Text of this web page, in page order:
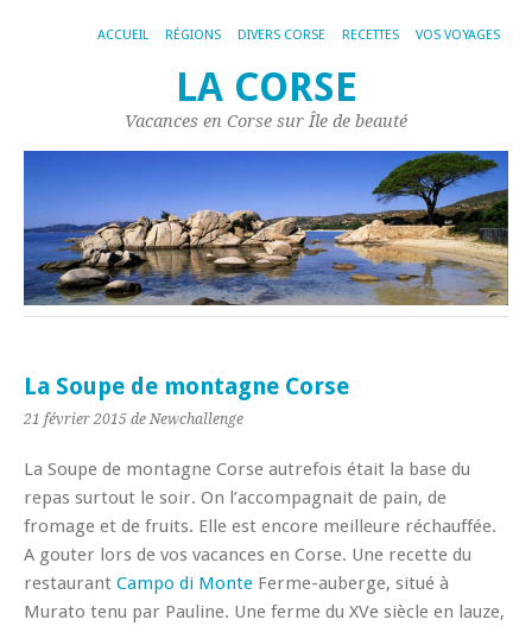
ACCUEIL RÉGIONS DIVERS CORSE RECETTES VOS VOYAGES
LA CORSE
Vacances en Corse sur Île de beauté
La Soupe de montagne Corse
21 février 2015 de Newchallenge
La Soupe de montagne Corse autrefois était la base du
repas surtout le soir. On l’accompagnait de pain, de
fromage et de fruits. Elle est encore meilleure réchauffée.
A gouter lors de vos vacances en Corse. Une recette du
restaurant Campo di Monte Ferme-auberge, situé à
Murato tenu par Pauline. Une ferme du XVe siècle en lauze,